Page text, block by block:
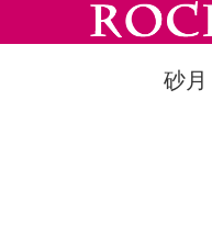
砂月